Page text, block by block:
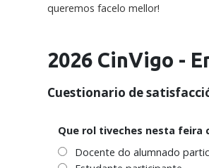
queremos facelo mellor!
2026 CinVigo -
Cuestionario de
Que rol tiveches nesta feira
Docente do alumnado